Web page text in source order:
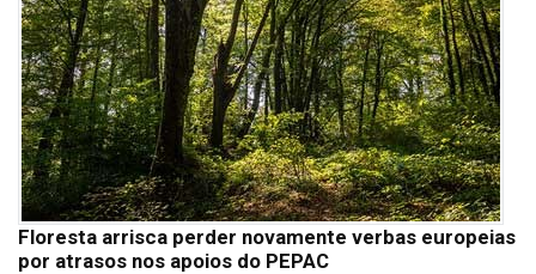
Floresta arrisca perder novamente verbas europeias
por atrasos nos apoios do PEPAC